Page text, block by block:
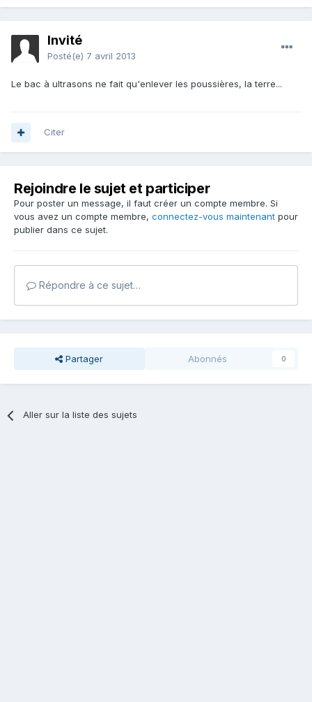
Invité
Posté(e) 7 avril 2013
Le bac à ultrasons ne fait qu'enlever les poussières, la terre...
Citer
Rejoindre le sujet et participer
Pour poster un message, il faut créer un compte membre. Si
vous avez un compte membre, connectez-vous maintenant pour
publier dans ce sujet.
Répondre à ce sujet…
Partager Abonnés 0
Aller sur la liste des sujets